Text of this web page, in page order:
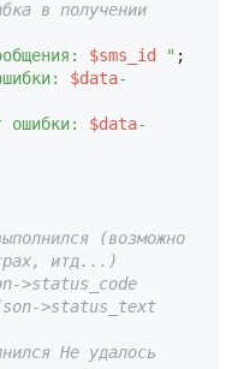
в получении
$sms_id " ;
$data-
ошибки: $data-
(возможно
итд...)
>status_code
>status_text
Не удалось